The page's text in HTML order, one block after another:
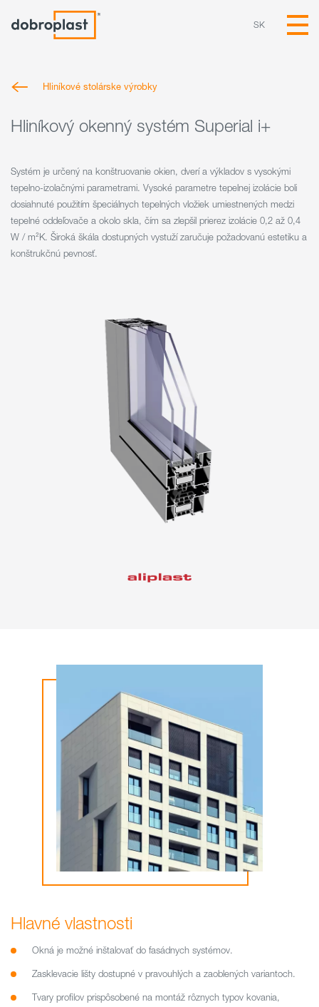
SK
Hliníkové stolárske výrobky
Hliníkový okenný systém Superial i+
Systém je určený na konštruovanie okien, dverí a výkladov s vysokými
tepelno-izolačnými parametrami. Vysoké parametre tepelnej izolácie boli
dosiahnuté použitím špeciálnych tepelných vložiek umiestnených medzi
tepelné oddeľovače a okolo skla, čím sa zlepšil prierez izolácie 0,2 až 0,4
W / m²K. Široká škála dostupných vystuží zaručuje požadovanú estetiku a
konštrukčnú pevnosť.
Hlavné vlastnosti
Okná je možné inštalovať do fasádnych systémov.
Zasklevacie lišty dostupné v pravouhlých a zaoblených variantoch.
Tvary profilov prispôsobené na montáž rôznych typov kovania,